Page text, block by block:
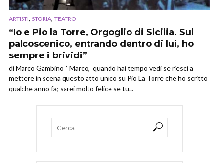
ARTISTI, STORIA, TEATRO
“Io e Pio la Torre, Orgoglio di Sicilia. Sul
palcoscenico, entrando dentro di lui, ho
sempre i brividi”
di Marco Gambino “ Marco, quando hai tempo vedi se riesci a
mettere in scena questo atto unico su Pio La Torre che ho scritto
qualche anno fa; sarei molto felice se tu...